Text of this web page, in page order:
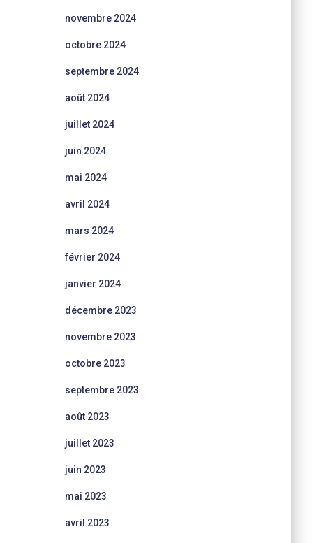
novembre 2024
octobre 2024
septembre 2024
août 2024
juillet 2024
juin 2024
mai 2024
avril 2024
mars 2024
février 2024
janvier 2024
décembre 2023
novembre 2023
octobre 2023
septembre 2023
août 2023
juillet 2023
juin 2023
mai 2023
avril 2023